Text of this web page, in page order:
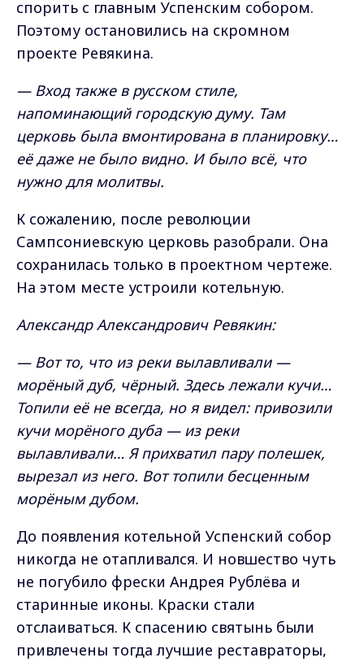
спорить с главным Успенским собором.
Поэтому остановились на скромном
проекте Ревякина.
— Вход также в русском стиле,
напоминающий городскую думу. Там
церковь была вмонтирована в планировку…
её даже не было видно. И было всё, что
нужно для молитвы.
К сожалению, после революции
Сампсониевскую церковь разобрали. Она
сохранилась только в проектном чертеже.
На этом месте устроили котельную.
Александр Александрович Ревякин:
— Вот то, что из реки вылавливали —
морёный дуб, чёрный. Здесь лежали кучи…
Топили её не всегда, но я видел: привозили
кучи морёного дуба — из реки
вылавливали… Я прихватил пару полешек,
вырезал из него. Вот топили бесценным
морёным дубом.
До появления котельной Успенский собор
никогда не отапливался. И новшество чуть
не погубило фрески Андрея Рублёва и
старинные иконы. Краски стали
отслаиваться. К спасению святынь были
привлечены тогда лучшие реставраторы,